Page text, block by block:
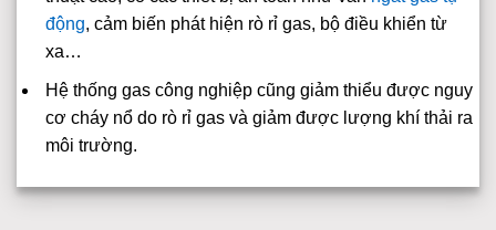
động, cảm biến phát hiện rò rỉ gas, bộ điều khiển từ
xa…
Hệ thống gas công nghiệp cũng giảm thiểu được nguy
cơ cháy nổ do rò rỉ gas và giảm được lượng khí thải ra
môi trường.